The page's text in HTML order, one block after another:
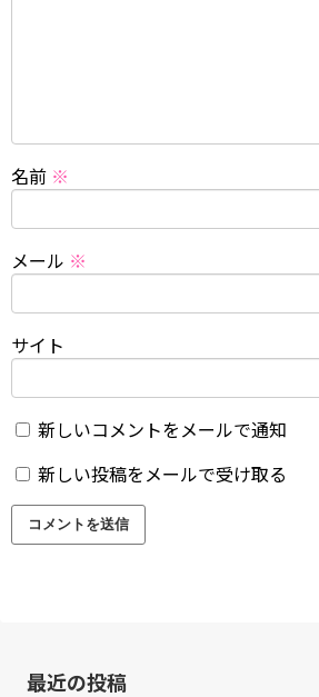
名前 ※
メール ※
サイト
新しいコメントをメールで通知
新しい投稿をメールで受け取る
最近の投稿